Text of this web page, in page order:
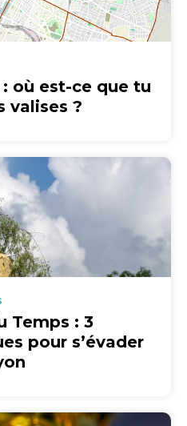
où est-ce que tu
valises ?
Temps : 3
pour s’évader